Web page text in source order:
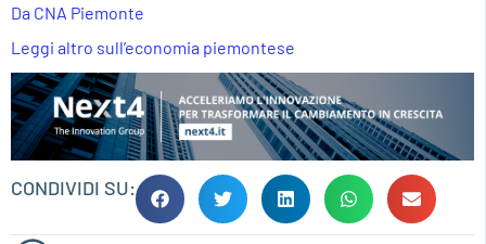
Da CNA Piemonte
Leggi altro sull’economia piemontese
CONDIVIDI SU: